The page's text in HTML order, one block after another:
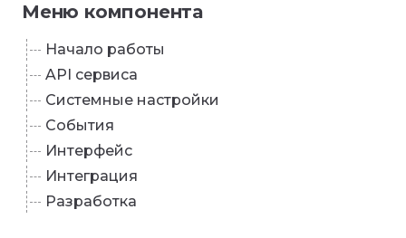
Меню компонента
Начало работы
API сервиса
Системные настройки
События
Интерфейс
Интеграция
Разработка